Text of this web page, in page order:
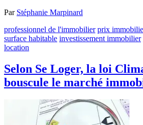
Par Stéphanie Marpinard
professionnel de l'immobilier prix
surface habitable investissement immobilier
location
Selon Se Loger, la loi
bouscule le marché